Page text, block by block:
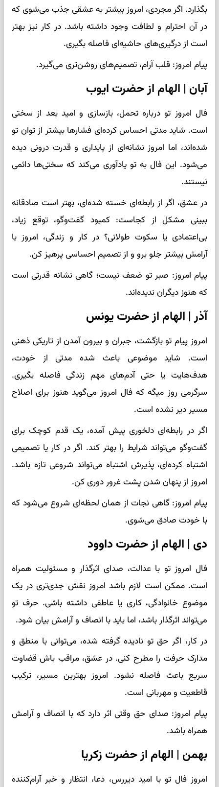
بگذارد. اگر مجردی، امروز بیشتر به عشقی جذب می‌شوی که
در آن احترام و لطافت وجود داشته باشد. در کار نیز بهتر
است از درگیری‌های حاشیه‌ای فاصله بگیری.
پیام امروز: قلب آرام، تصمیم‌های روشن‌تری می‌گیرد.
آبان | الهام از حضرت ایوب
فال امروز تو درباره تحمل، بازسازی و امید بعد از سختی
است. شاید مدتی احساس کرده‌ای فشارها بیشتر از توان تو
شده‌اند، اما امروز نشانه‌ای از پایداری و قدرت درونی دیده
می‌شود. این فال به تو یادآوری می‌کند که سختی‌ها دائمی
نیستند.
در عشق، اگر از رابطه‌ای خسته شده‌ای، بهتر است صادقانه
ببینی مشکل از کجاست: کمبود گفت‌وگو، توقع زیاد،
بی‌اعتمادی یا سکوت طولانی؟ در کار و زندگی، امروز با
آرامش بیشتر جلو برو و از تصمیم احساسی پرهیز کن.
پیام امروز: صبر تو ضعف نیست؛ گاهی نشانه قدرتی است
که هنوز دیگران ندیده‌اند.
آذر | الهام از حضرت یونس
امروز پیام تو بازگشت، جبران و بیرون آمدن از تاریکی ذهنی
است. شاید موضوعی باعث شده مدتی از خودت،
هدف‌هایت یا حتی آدم‌های مهم زندگی فاصله بگیری.
سرگرمی روز میگه که فال امروز می‌گوید هنوز برای اصلاح
مسیر دیر نشده است.
اگر در رابطه‌ای دلخوری پیش آمده، یک قدم کوچک برای
گفت‌وگو می‌تواند شرایط را بهتر کند. اگر در کار یا تصمیمی
اشتباه کرده‌ای، پذیرش اشتباه می‌تواند شروعی تازه باشد.
امروز از پنهان شدن پشت غرور دوری کن.
پیام امروز: گاهی نجات از همان لحظه‌ای شروع می‌شود که
با خودت صادق می‌شوی.
دی | الهام از حضرت داوود
فال امروز تو با عدالت، صدای اثرگذار و مسئولیت همراه
است. ممکن است لازم باشد امروز نقش جدی‌تری در یک
موضوع خانوادگی، کاری یا عاطفی داشته باشی. حرف تو
می‌تواند اثرگذار باشد، اما باید با انصاف و آرامش بیان شود.
در کار، اگر حق تو نادیده گرفته شده، می‌توانی با منطق و
مدارک حرفت را مطرح کنی. در عشق، مراقب باش قضاوت
سریع باعث فاصله نشود. امروز بهترین مسیر، ترکیب
قاطعیت و مهربانی است.
پیام امروز: صدای حق وقتی اثر دارد که با انصاف و آرامش
همراه باشد.
بهمن | الهام از حضرت زکریا
امروز فال تو با امید دیررس، دعا، انتظار و خبر آرام‌کننده